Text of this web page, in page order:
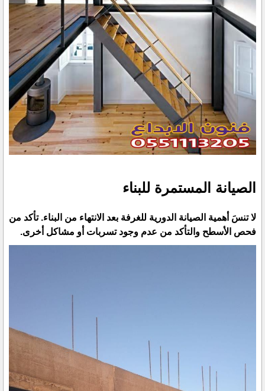
الصيانة المستمرة للبناء
لا تنسَ أهمية الصيانة الدورية للغرفة بعد الانتهاء من البناء. تأكد من
فحص الأسطح والتأكد من عدم وجود تسربات أو مشاكل أخرى.